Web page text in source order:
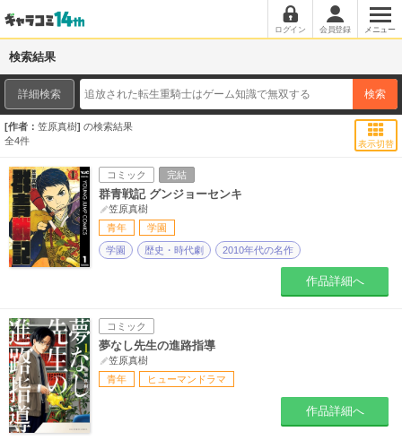
ログイン 会員登録 メニュー
検索結果
詳細検索 検索
作者： 笠原真樹 の検索結果
全4件 表示切替
コミック 完結
群青戦記 グンジョーセンキ
笠原真樹
青年
学園
学園 歴史・時代劇 2010年代の名作
作品詳細へ
コミック
夢なし先生の進路指導
笠原真樹
青年
ヒューマンドラマ
作品詳細へ